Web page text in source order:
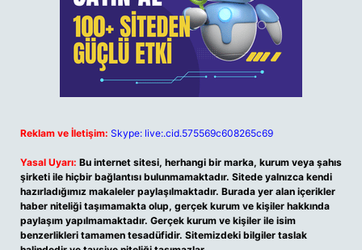
Reklam ve İletişim: Skype: live:.cid.575569c608265c69
Yasal Uyarı: Bu internet sitesi, herhangi bir marka, kurum veya şahıs
şirketi ile hiçbir bağlantısı bulunmamaktadır. Sitede yalnızca kendi
hazırladığımız makaleler paylaşılmaktadır. Burada yer alan içerikler
haber niteliği taşımamakta olup, gerçek kurum ve kişiler hakkında
paylaşım yapılmamaktadır. Gerçek kurum ve kişiler ile isim
benzerlikleri tamamen tesadüfidir. Sitemizdeki bilgiler taslak